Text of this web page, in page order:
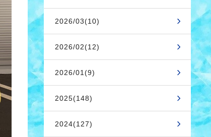
2026/03(10)
2026/02(12)
2026/01(9)
2025(148)
2024(127)